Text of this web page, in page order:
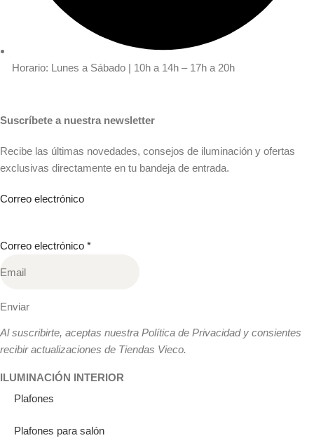
Horario: Lunes a Sábado | 10h a 14h – 17h a 20h
Suscríbete a nuestra newsletter
Recibe las últimas novedades, consejos de iluminación y ofertas
exclusivas directamente en tu bandeja de entrada.
Correo electrónico
Correo electrónico *
Enviar
Al suscribirte, aceptas nuestra Política de Privacidad y consientes
recibir actualizaciones de Tiendas Vieco.
ILUMINACIÓN INTERIOR
Plafones
Plafones para salón